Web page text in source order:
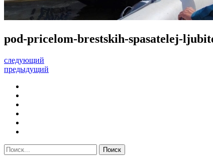
pod-pricelom-brestskih-spasatelej-
следующий
предыдущий